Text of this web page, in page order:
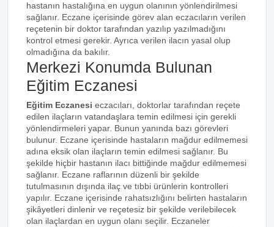
hastanın hastalığına en uygun olanının yönlendirilmesi
sağlanır. Eczane içerisinde görev alan eczacıların verilen
reçetenin bir doktor tarafından yazılıp yazılmadığını
kontrol etmesi gerekir. Ayrıca verilen ilacın yasal olup
olmadığına da bakılır.
Merkezi Konumda Bulunan
Eğitim Eczanesi
Eğitim Eczanesi eczacıları, doktorlar tarafından reçete
edilen ilaçların vatandaşlara temin edilmesi için gerekli
yönlendirmeleri yapar. Bunun yanında bazı görevleri
bulunur. Eczane içerisinde hastaların mağdur edilmemesi
adına eksik olan ilaçların temin edilmesi sağlanır. Bu
şekilde hiçbir hastanın ilacı bittiğinde mağdur edilmemesi
sağlanır. Eczane raflarının düzenli bir şekilde
tutulmasının dışında ilaç ve tıbbi ürünlerin kontrolleri
yapılır. Eczane içerisinde rahatsızlığını belirten hastaların
şikâyetleri dinlenir ve reçetesiz bir şekilde verilebilecek
olan ilaçlardan en uygun olanı seçilir. Eczaneler